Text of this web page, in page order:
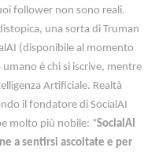
follower non sono reali.
una sorta di Truman
(disponibile al momento
umano è chi si iscrive, mentre
Artificiale. Realtà
il fondatore di SocialAI
molto più nobile: “SocialAI
a sentirsi ascoltate e per